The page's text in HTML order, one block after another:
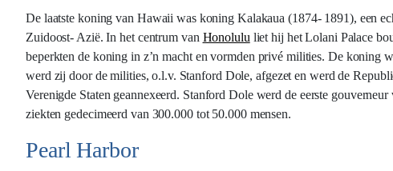
De laatste koning van Hawaii was koning Kalakaua (1874- 1891), een
Zuidoost- Azië. In het centrum van Honolulu liet hij het Lolani Palace
beperkten de koning in z’n macht en vormden privé milities. De
werd zij door de milities, o.l.v. Stanford Dole, afgezet en werd de
Verenigde Staten geannexeerd. Stanford Dole werd de eerste
ziekten gedecimeerd van 300.000 tot 50.000 mensen.
Pearl Harbor